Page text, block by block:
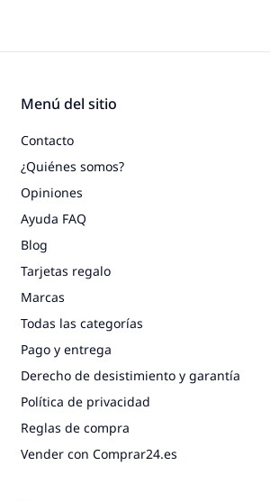
Menú del sitio
Contacto
¿Quiénes somos?
Opiniones
Ayuda FAQ
Blog
Tarjetas regalo
Marcas
Todas las categorías
Pago y entrega
Derecho de desistimiento y garantía
Política de privacidad
Reglas de compra
Vender con Comprar24.es